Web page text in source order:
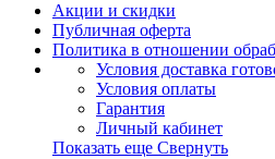
Акции и скидки
Публичная оферта
Политика в отношении
Условия доставка
Условия оплаты
Гарантия
Личный кабинет
Показать еще Свернуть